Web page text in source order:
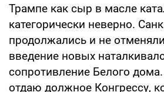
Трампе как сыр в масле
категорически неверно.
продолжались и не
введение новых
сопротивление Белого дома.
отдаю должное Конгрессу,